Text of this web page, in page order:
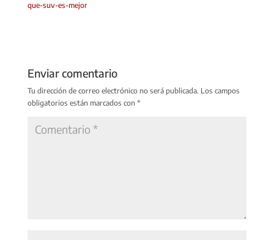
que-suv-es-mejor
Enviar comentario
Tu dirección de correo electrónico no será publicada. Los campos
obligatorios están marcados con *